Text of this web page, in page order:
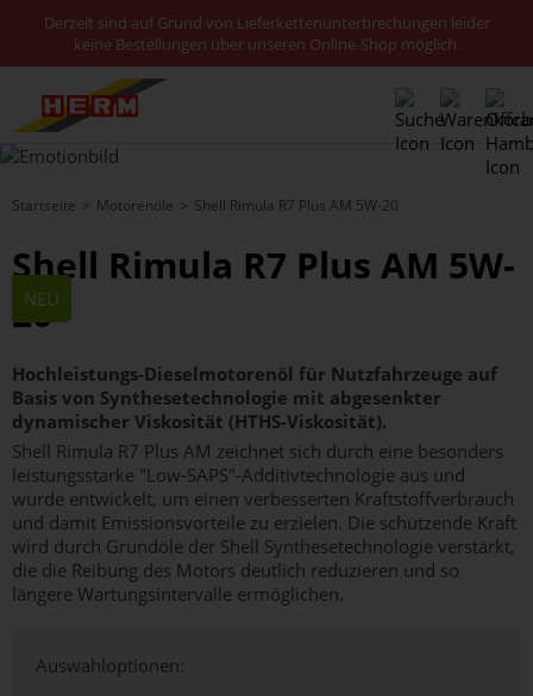
Derzeit sind auf Grund von Lieferkettenunterbrechungen leider
keine Bestellungen über unseren Online-Shop möglich.
Startseite Motorenöle Shell Rimula R7 Plus AM 5W-20
NEU
Shell Rimula R7 Plus AM 5W-
20
Hochleistungs-Dieselmotorenöl für Nutzfahrzeuge auf
Basis von Synthesetechnologie mit abgesenkter
dynamischer Viskosität (HTHS-Viskosität).
Shell Rimula R7 Plus AM zeichnet sich durch eine besonders
leistungsstarke "Low-SAPS"-Additivtechnologie aus und
wurde entwickelt, um einen verbesserten Kraftstoffverbrauch
und damit Emissionsvorteile zu erzielen. Die schützende Kraft
wird durch Grundöle der Shell Synthesetechnologie verstärkt,
die die Reibung des Motors deutlich reduzieren und so
längere Wartungsintervalle ermöglichen.
Auswahloptionen: